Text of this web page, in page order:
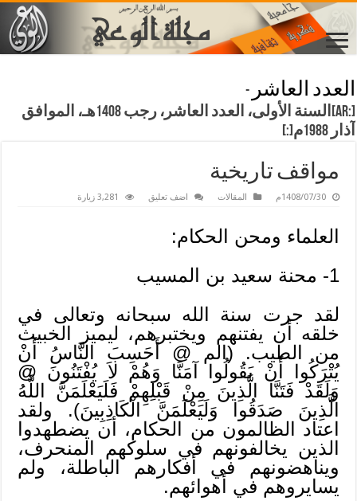
العدد العاشر -
[:ar]السنة الأولى، العدد العاشر، رجب 1408هـ، الموافق
آذار 1988م[:]
مواقف تاريخية
1408/07/30م المقالات اضف تعليق 3,281 زيارة
العلماء ومحن الحكام:
1- محنة سعيد بن المسيب
لقد جرت سنة الله سبحانه وتعالى في
خلقه أن يفتنهم ويختبرهم، ليميز الخبيث
من الطيب. (الم @ أَحَسِبَ النَّاسُ أَنْ
يُتْرَكُوا أَنْ يَقُولُوا آمَنَّا وَهُمْ لاَ يُفْتَنُونَ @
وَلَقَدْ فَتَنَّا الَّذِينَ مِنْ قَبْلِهِمْ فَلَيَعْلَمَنَّ اللَّهُ
الَّذِينَ صَدَقُوا وَلَيَعْلَمَنَّ الْكَاذِبِينَ). ولقد
اعتاد الظالمون من الحكام، أن يضطهدوا
الذين يخالفونهم في سلوكهم المنحرف،
ويناهضونهم في أفكارهم الباطلة، ولم
يسايروهم في أهوائهم.